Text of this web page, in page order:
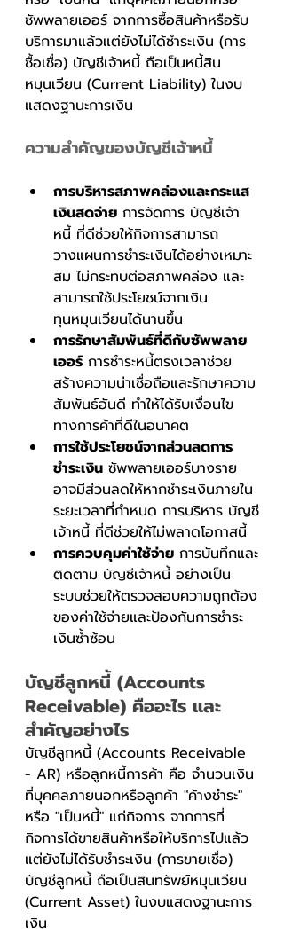
ซัพพลายเออร์ จากการซื้อสินค้าหรือรับ
บริการมาแล้วแต่ยังไม่ได้ชำระเงิน (การ
ซื้อเชื่อ) บัญชีเจ้าหนี้ ถือเป็นหนี้สิน
หมุนเวียน (Current Liability) ในงบ
แสดงฐานะการเงิน
ความสำคัญของบัญชีเจ้าหนี้
การบริหารสภาพคล่องและกระแส
เงินสดจ่าย การจัดการ บัญชีเจ้า
หนี้ ที่ดีช่วยให้กิจการสามารถ
วางแผนการชำระเงินได้อย่างเหมาะ
สม ไม่กระทบต่อสภาพคล่อง และ
สามารถใช้ประโยชน์จากเงิน
ทุนหมุนเวียนได้นานขึ้น
การรักษาสัมพันธ์ที่ดีกับซัพพลาย
เออร์ การชำระหนี้ตรงเวลาช่วย
สร้างความน่าเชื่อถือและรักษาความ
สัมพันธ์อันดี ทำให้ได้รับเงื่อนไข
ทางการค้าที่ดีในอนาคต
การใช้ประโยชน์จากส่วนลดการ
ชำระเงิน ซัพพลายเออร์บางราย
อาจมีส่วนลดให้หากชำระเงินภายใน
ระยะเวลาที่กำหนด การบริหาร บัญชี
เจ้าหนี้ ที่ดีช่วยให้ไม่พลาดโอกาสนี้
การควบคุมค่าใช้จ่าย การบันทึกและ
ติดตาม บัญชีเจ้าหนี้ อย่างเป็น
ระบบช่วยให้ตรวจสอบความถูกต้อง
ของค่าใช้จ่ายและป้องกันการชำระ
เงินซ้ำซ้อน
บัญชีลูกหนี้ (Accounts
Receivable) คืออะไร และ
สำคัญอย่างไร
บัญชีลูกหนี้ (Accounts Receivable
- AR) หรือลูกหนี้การค้า คือ จำนวนเงิน
ที่บุคคลภายนอกหรือลูกค้า "ค้างชำระ"
หรือ "เป็นหนี้" แก่กิจการ จากการที่
กิจการได้ขายสินค้าหรือให้บริการไปแล้ว
แต่ยังไม่ได้รับชำระเงิน (การขายเชื่อ)
บัญชีลูกหนี้ ถือเป็นสินทรัพย์หมุนเวียน
(Current Asset) ในงบแสดงฐานะการ
เงิน